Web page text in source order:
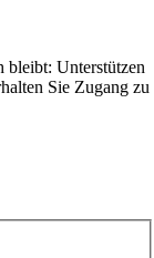
bleibt: Unterstützen
Sie Zugang zu